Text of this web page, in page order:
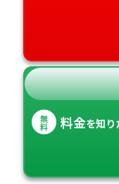
無
料 料金を知り